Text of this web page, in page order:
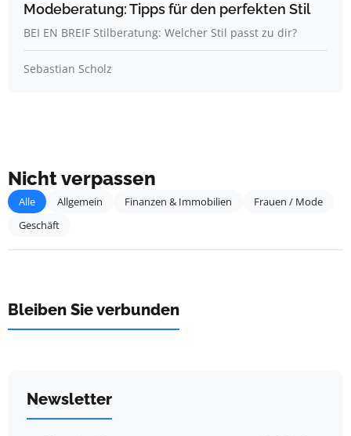
Modeberatung: Tipps für den perfekten Stil
BEI EN BREIF Stilberatung: Welcher Stil passt zu dir?
Sebastian Scholz
Nicht verpassen
Alle Allgemein Finanzen & Immobilien
Frauen / Mode
Geschäft
Bleiben Sie verbunden
Newsletter